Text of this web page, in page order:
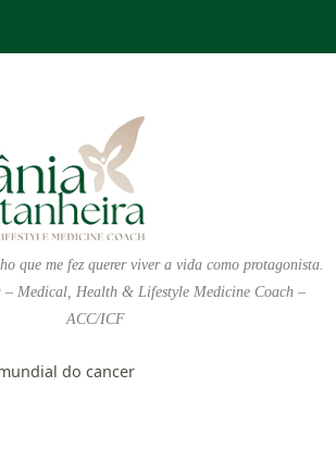
que me fez querer viver a vida como protagonista.
– Medical, Health & Lifestyle Medicine Coach –
ACC/ICF
do cancer